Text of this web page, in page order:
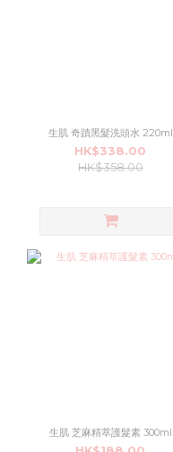
生肌 奇蹟黑髮洗頭水 220ml
HK$338.00
HK$358.00
生肌 芝麻精萃護髮素 300ml